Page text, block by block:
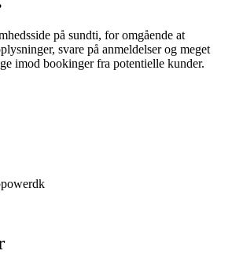
på sundti, for omgående at
svare på anmeldelser og meget
imod bookinger fra potentielle kunder.